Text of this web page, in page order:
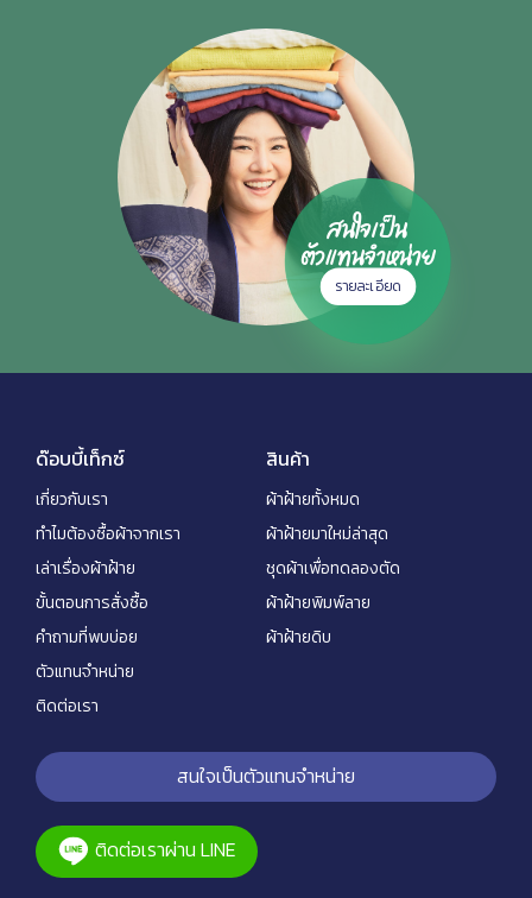
สนใจเป็น
ตัวแทนจำหน่าย
รายละเอียด
ด๊อบบี้เท็กซ์
เกี่ยวกับเรา
ทำไมต้องซื้อผ้าจากเรา
เล่าเรื่องผ้าฝ้าย
ขั้นตอนการสั่งซื้อ
คำถามที่พบบ่อย
ตัวแทนจำหน่าย
ติดต่อเรา
สินค้า
ผ้าฝ้ายทั้งหมด
ผ้าฝ้ายมาใหม่ล่าสุด
ชุดผ้าเพื่อทดลองตัด
ผ้าฝ้ายพิมพ์ลาย
ผ้าฝ้ายดิบ
สนใจเป็นตัวแทนจำหน่าย
ติดต่อเราผ่าน LINE